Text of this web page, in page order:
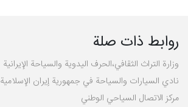
روابط ذات صلة
وزارة التراث الثقافي،الحرف اليدوية والسياحة الإيرانية
نادي السيارات والسياحة في جمهورية إيران الإسلامية
مركز الاتصال السياحي الوطني